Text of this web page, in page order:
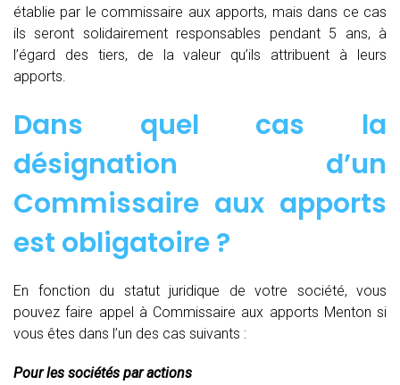
établie par le commissaire aux apports, mais dans ce cas
ils seront solidairement responsables pendant 5 ans, à
l’égard des tiers, de la valeur qu’ils attribuent à leurs
apports.
Dans quel cas la
désignation d’un
Commissaire aux apports
est obligatoire ?
En fonction du statut juridique de votre société, vous
pouvez faire appel à Commissaire aux apports Menton si
vous êtes dans l’un des cas suivants :
Pour les sociétés par actions